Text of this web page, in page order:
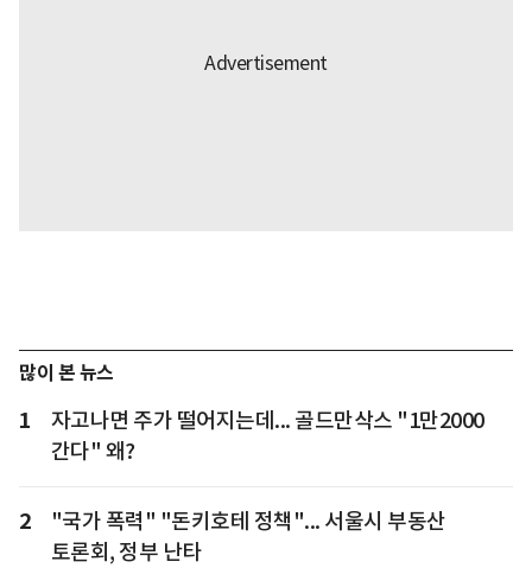
많이 본 뉴스
1
자고나면 주가 떨어지는데... 골드만삭스 "1만2000
간다" 왜?
2
"국가 폭력" "돈키호테 정책"... 서울시 부동산
토론회, 정부 난타